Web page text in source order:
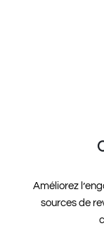
Améliorez
sources de